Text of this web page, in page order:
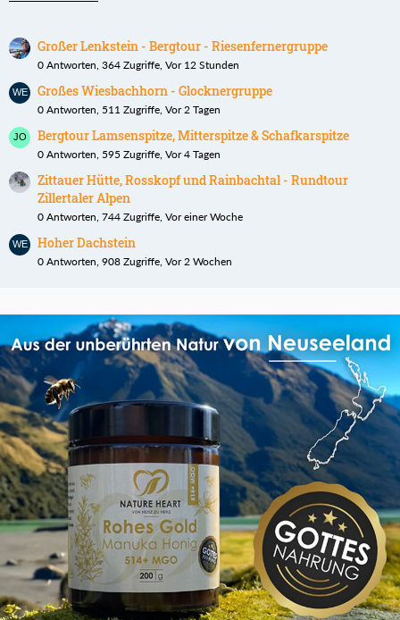
Großer Lenkstein - Bergtour - Riesenfernergruppe
0 Antworten, 364 Zugriffe, Vor 12 Stunden
Großes Wiesbachhorn - Glocknergruppe
0 Antworten, 511 Zugriffe, Vor 2 Tagen
Bergtour Lamsenspitze, Mitterspitze & Schafkarspitze
0 Antworten, 595 Zugriffe, Vor 4 Tagen
Zittauer Hütte, Rosskopf und Rainbachtal - Rundtour
Zillertaler Alpen
0 Antworten, 744 Zugriffe, Vor einer Woche
Hoher Dachstein
0 Antworten, 908 Zugriffe, Vor 2 Wochen